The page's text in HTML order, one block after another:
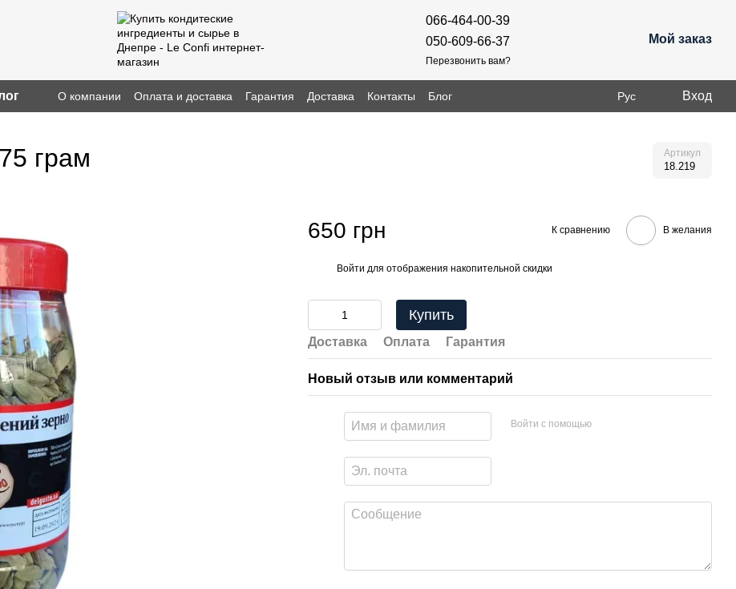
066-464-00-39
050-609-66-37
Перезвонить вам?
Мой заказ
О компании Оплата и доставка Гарантия Доставка Контакты Блог Рус Вход
грам Артикул
18.219
650 грн К сравнению В желания
Войти для отображения накопительной скидки
Купить
Доставка Оплата Гарантия
Новый отзыв или комментарий
Войти с помощью